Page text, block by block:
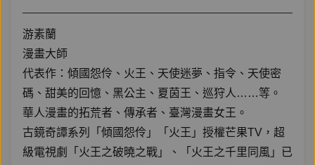
游素蘭
漫畫大師
代表作：傾國怨伶、火王、天使迷夢、指令、天使密
碼、甜美的回憶、黑公主、夏茵王、巡狩人……等。
華人漫畫的拓荒者、傳承者、臺灣漫畫女王。
古鏡奇譚系列「傾國怨伶」「火王」授權芒果TV，超
級電視劇「火王之破曉之戰」、「火王之千里同風」已